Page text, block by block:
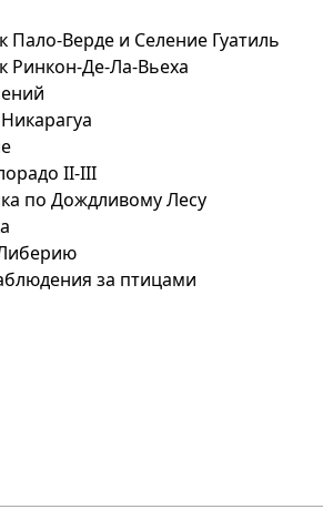
Верде и Селение Гуатиль
Ринкон-Де-Ла-Вьеха
II-III
по Дождливому Лесу
за птицами